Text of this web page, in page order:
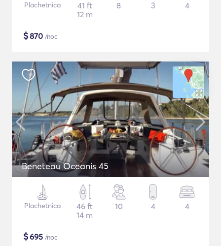
Plachetnica
41 ft
12 m
8 3 4
$870 /noc
Beneteau Oceanis 45
Plachetnica
46 ft
14 m
10 4 4
$695 /noc